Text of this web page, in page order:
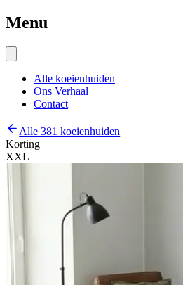
Menu
Alle koeienhuiden
Ons Verhaal
Contact
Alle 381 koeienhuiden
Korting
XXL